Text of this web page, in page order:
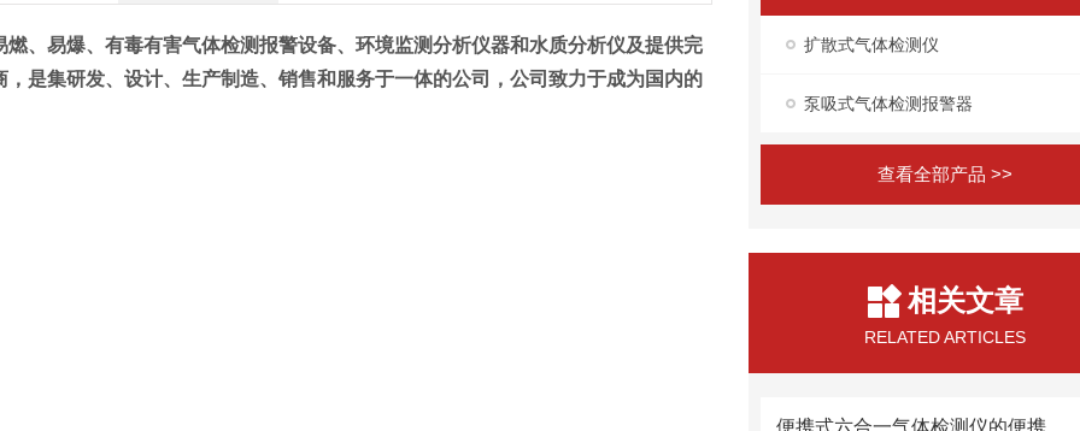
、易爆、有毒有害气体检测报警设备、环境监测分析仪器和水质分析仪及提供完
是集研发、设计、生产制造、销售和服务于一体的公司，公司致力于成为国内的
扩散式气体检测仪
泵吸式气体检测报警器
查看全部产品 >>
相关文章
RELATED ARTICLES